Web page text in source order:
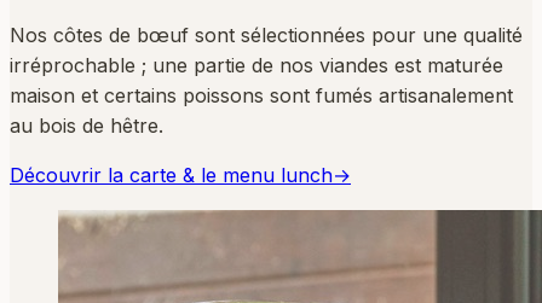
Nos côtes de bœuf sont sélectionnées pour une qualité
irréprochable ; une partie de nos viandes est maturée
maison et certains poissons sont fumés artisanalement
au bois de hêtre.
Découvrir la carte & le menu lunch→